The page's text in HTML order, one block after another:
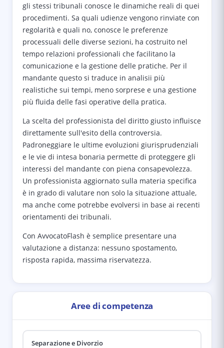
gli stessi tribunali conosce le dinamiche reali di quei
procedimenti. Sa quali udienze vengono rinviate con
regolarità e quali no, conosce le preferenze
processuali delle diverse sezioni, ha costruito nel
tempo relazioni professionali che facilitano la
comunicazione e la gestione delle pratiche. Per il
mandante questo si traduce in analisii più
realistiche sui tempi, meno sorprese e una gestione
più fluida delle fasi operative della pratica.
La scelta del professionista del diritto giusto influisce
direttamente sull'esito della controversia.
Padroneggiare le ultime evoluzioni giurisprudenziali
e le vie di intesa bonaria permette di proteggere gli
interessi del mandante con piena consapevolezza.
Un professionista aggiornato sulla materia specifica
è in grado di valutare non solo la situazione attuale,
ma anche come potrebbe evolversi in base ai recenti
orientamenti dei tribunali.
Con AvvocatoFlash è semplice presentare una
valutazione a distanza: nessuno spostamento,
risposta rapida, massima riservatezza.
Aree di competenza
Separazione e Divorzio